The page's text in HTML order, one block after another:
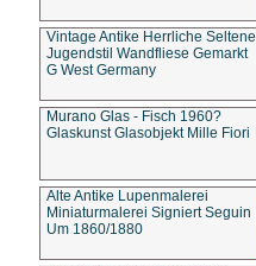
Vintage Antike Herrliche Seltene
Jugendstil Wandfliese Gemarkt
G West Germany
Murano Glas - Fisch 1960?
Glaskunst Glasobjekt Mille Fiori
Alte Antike Lupenmalerei
Miniaturmalerei Signiert Seguin
Um 1860/1880